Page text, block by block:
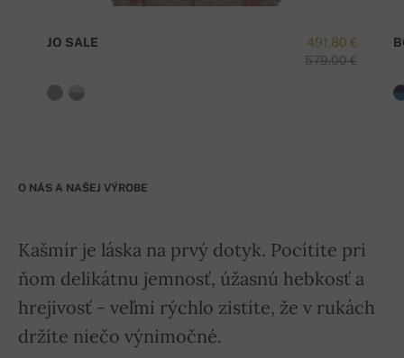
491,80 €
579,00 €
JO SALE
O NÁS A NAŠEJ VÝROBE
Kašmír je láska na prvý dotyk. Pocítite pri
ňom delikátnu jemnosť, úžasnú hebkosť a
hrejivosť - veľmi rýchlo zistíte, že v rukách
držíte niečo výnimočné.